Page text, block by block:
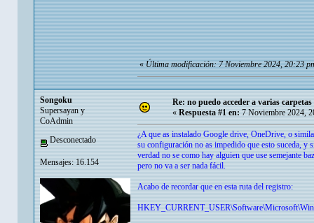
«Última modificación: 7 Noviembre 2024, 20:23
Songoku
Supersayan y
CoAdmin
Desconectado
Mensajes: 16.154
Re: no puedo acceder a varias carpetas
« Respuesta #1 en: 7 Noviembre 2024,
¿A que as instalado Google drive, OneDrive, o
su configuración no as impedido que esto suceda, y
verdad no se como hay alguien que use semejante
pero no va a ser nada fácil.
Acabo de recordar que en esta ruta del registro: